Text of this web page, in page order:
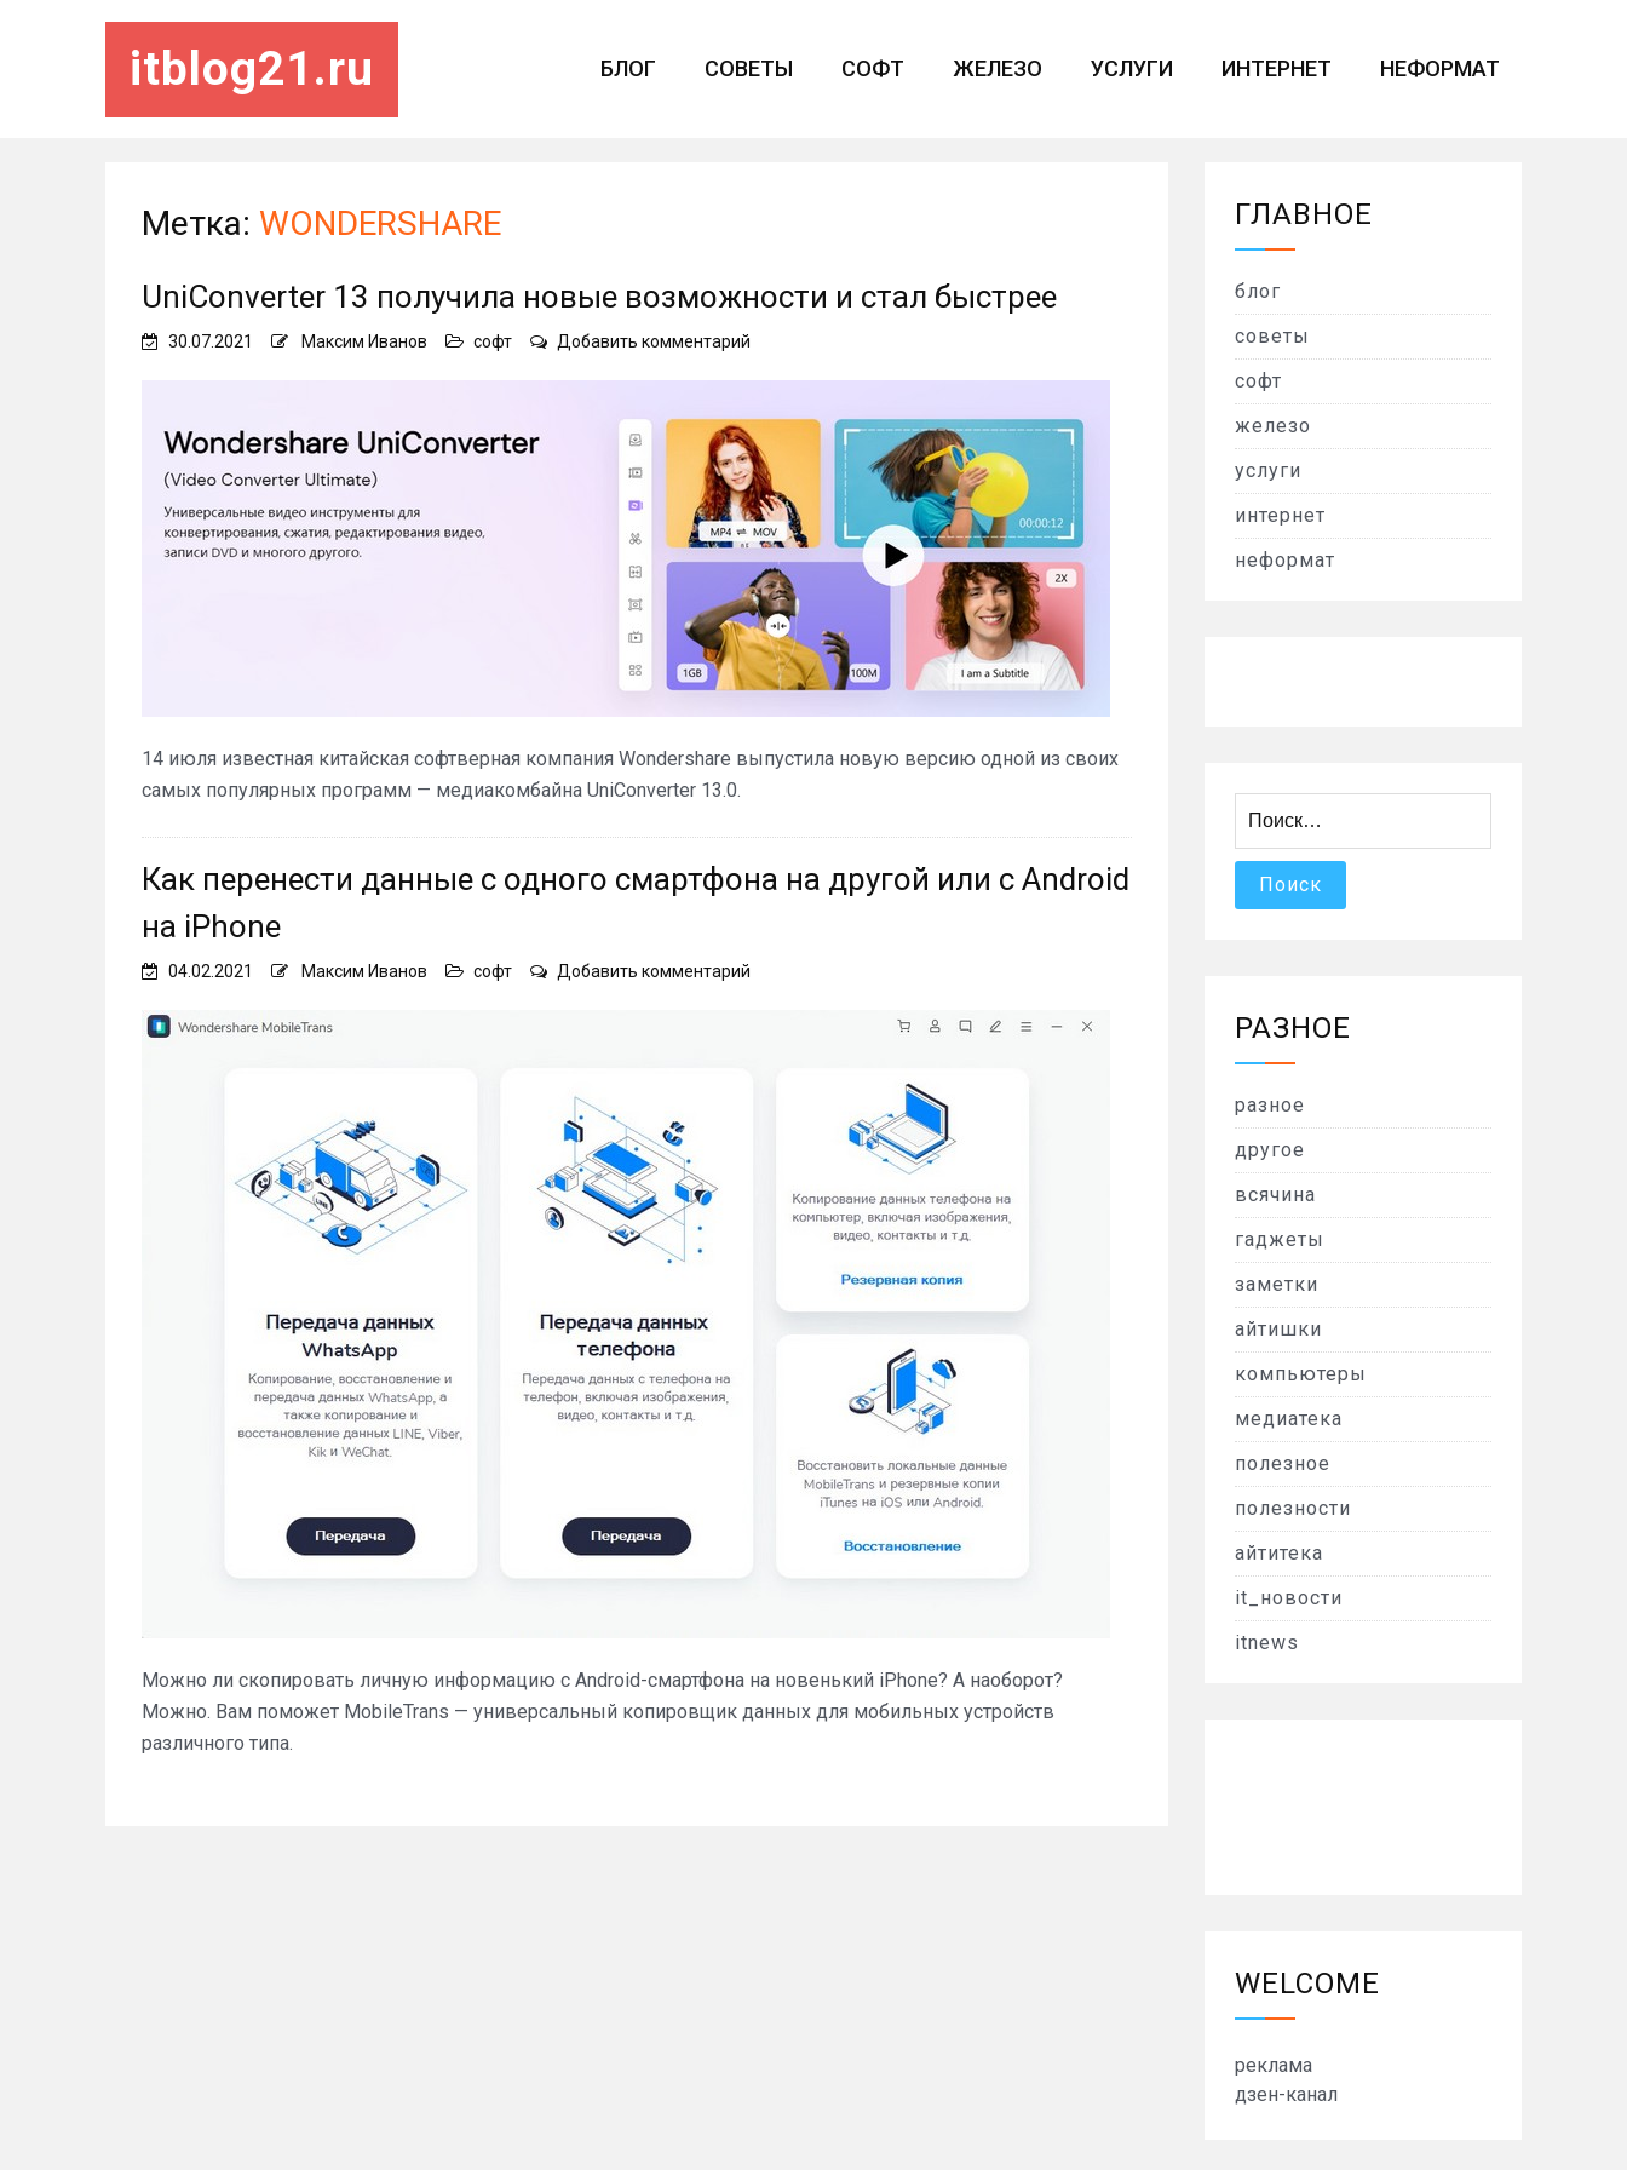
itblog21.ru БЛОГ СОВЕТЫ СОФТ ЖЕЛЕЗО УСЛУГИ ИНТЕРНЕТ НЕФОРМАТ
Метка: WONDERSHARE
UniConverter 13 получила новые возможности и стал быстрее
30.07.2021 Максим Иванов софт Добавить комментарий
получила
новые
возможности
и
стал
быстрее
14 июля известная китайская софтверная компания Wondershare выпустила новую версию одной из своих
самых популярных программ — медиакомбайна UniConverter 13.0.
Как перенести данные с одного смартфона на другой или с Android
на iPhone
04.02.2021 Максим Иванов софт Добавить комментарий
Можно ли скопировать личную информацию с Android-смартфона на новенький iPhone? А наоборот?
Можно. Вам поможет MobileTrans — универсальный копировщик данных для мобильных устройств
различного типа.
ГЛАВНОЕ
блог
советы
софт
железо
услуги
интернет
неформат
РАЗНОЕ
разное
другое
всячина
гаджеты
заметки
айтишки
компьютеры
медиатека
полезное
полезности
айтитека
it_новости
itnews
WELCOME
реклама
дзен-канал